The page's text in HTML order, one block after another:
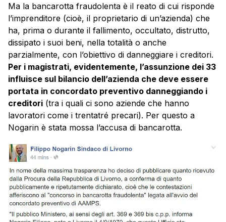
Ma la bancarotta fraudolenta è il reato di cui risponde
l’imprenditore (cioè, il proprietario di un’azienda) che
ha, prima o durante il fallimento, occultato, distrutto,
dissipato i suoi beni, nella totalità o anche
parzialmente, con l’obiettivo di danneggiare i creditori.
Per i magistrati, evidentemente, l’assunzione dei 33
influisce sul bilancio dell’azienda che deve essere
portata in concordato preventivo danneggiando i
creditori (tra i quali ci sono aziende che hanno
lavoratori come i trentatré precari). Per questo a
Nogarin è stata mossa l’accusa di bancarotta.